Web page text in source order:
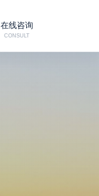
在线咨询
CONSULT